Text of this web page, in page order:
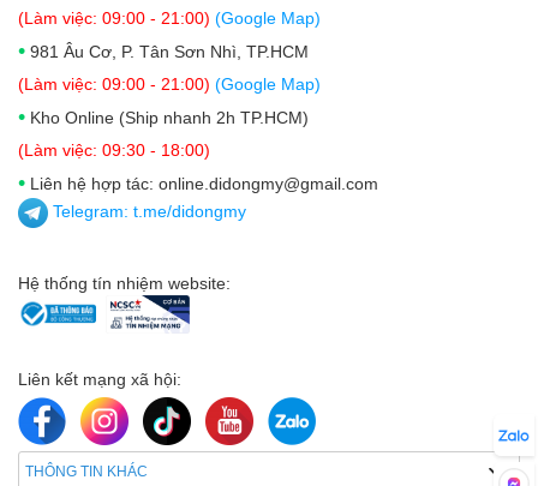
(Làm việc: 09:00 - 21:00) (Google Map)
• 981 Âu Cơ, P. Tân Sơn Nhì, TP.HCM
(Làm việc: 09:00 - 21:00) (Google Map)
• Kho Online (Ship nhanh 2h TP.HCM)
(Làm việc: 09:30 - 18:00)
• Liên hệ hợp tác: online.didongmy@gmail.com
Telegram: t.me/didongmy
Hệ thống tín nhiệm website:
Liên kết mạng xã hội:
THÔNG TIN KHÁC